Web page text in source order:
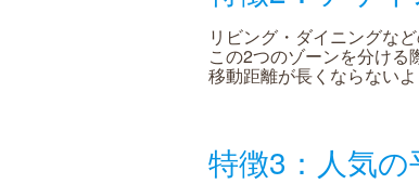
リビング・ダイニングな
この2つのゾーンを分ける
移動距離が長くならない
特徴3：人気